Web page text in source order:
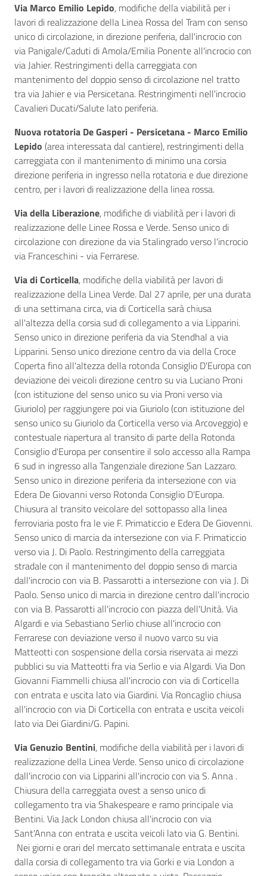
Via Marco Emilio Lepido, modifiche della viabilità per i
lavori di realizzazione della Linea Rossa del Tram con senso
unico di circolazione, in direzione periferia, dall'incrocio con
via Panigale/Caduti di Amola/Emilia Ponente all'incrocio con
via Jahier. Restringimenti della carreggiata con
mantenimento del doppio senso di circolazione nel tratto
tra via Jahier e via Persicetana. Restringimenti nell'incrocio
Cavalieri Ducati/Salute lato periferia.
Nuova rotatoria De Gasperi - Persicetana - Marco Emilio
Lepido (area interessata dal cantiere), restringimenti della
carreggiata con il mantenimento di minimo una corsia
direzione periferia in ingresso nella rotatoria e due direzione
centro, per i lavori di realizzazione della linea rossa.
Via della Liberazione, modifiche di viabilità per i lavori di
realizzazione delle Linee Rossa e Verde. Senso unico di
circolazione con direzione da via Stalingrado verso l'incrocio
via Franceschini - via Ferrarese.
Via di Corticella, modifiche della viabilità per lavori di
realizzazione della Linea Verde. Dal 27 aprile, per una durata
di una settimana circa, via di Corticella sarà chiusa
all'altezza della corsia sud di collegamento a via Lipparini.
Senso unico in direzione periferia da via Stendhal a via
Lipparini. Senso unico direzione centro da via della Croce
Coperta fino all'altezza della rotonda Consiglio D'Europa con
deviazione dei veicoli direzione centro su via Luciano Proni
(con istituzione del senso unico su via Proni verso via
Giuriolo) per raggiungere poi via Giuriolo (con istituzione del
senso unico su Giuriolo da Corticella verso via Arcoveggio) e
contestuale riapertura al transito di parte della Rotonda
Consiglio d'Europa per consentire il solo accesso alla Rampa
6 sud in ingresso alla Tangenziale direzione San Lazzaro.
Senso unico in direzione periferia da intersezione con via
Edera De Giovanni verso Rotonda Consiglio D'Europa.
Chiusura al transito veicolare del sottopasso alla linea
ferroviaria posto fra le vie F. Primaticcio e Edera De Giovenni.
Senso unico di marcia da intersezione con via F. Primaticcio
verso via J. Di Paolo. Restringimento della carreggiata
stradale con il mantenimento del doppio senso di marcia
dall'incrocio con via B. Passarotti a intersezione con via J. Di
Paolo. Senso unico di marcia in direzione centro dall'incrocio
con via B. Passarotti all'incrocio con piazza dell'Unità. Via
Algardi e via Sebastiano Serlio chiuse all'incrocio con
Ferrarese con deviazione verso il nuovo varco su via
Matteotti con sospensione della corsia riservata ai mezzi
pubblici su via Matteotti fra via Serlio e via Algardi. Via Don
Giovanni Fiammelli chiusa all'incrocio con via di Corticella
con entrata e uscita lato via Giardini. Via Roncaglio chiusa
all'incrocio con via Di Corticella con entrata e uscita veicoli
lato via Dei Giardini/G. Papini.
Via Genuzio Bentini, modifiche della viabilità per i lavori di
realizzazione della Linea Verde. Senso unico di circolazione
dall'incrocio con via Lipparini all'incrocio con via S. Anna .
Chiusura della carreggiata ovest a senso unico di
collegamento tra via Shakespeare e ramo principale via
Bentini. Via Jack London chiusa all'incrocio con via
Sant'Anna con entrata e uscita veicoli lato via G. Bentini.
Nei giorni e orari del mercato settimanale entrata e uscita
dalla corsia di collegamento tra via Gorki e via London a